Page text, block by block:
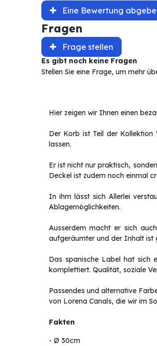
Eine Bewertung
Fragen
Frage stellen
Es gibt noch keine Fragen
Stellen Sie eine Frage, um mehr
Hier zeigen wir Ihnen einen
Der Korb ist Teil der
lassen.
Er ist nicht nur praktisch,
Deckel ist zudem noch einmal
In ihm lässt sich Allerlei
Ablagemöglichkeiten.
Ausserdem macht er sich
aufgeräumter und der Inhalt ist
Das spanische Label hat sich
komplettiert. Qualität, soziale
Passendes und alternative
von Lorena Canals, die wir im
Fakten
- Ø 30cm